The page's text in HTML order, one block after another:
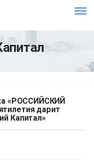
«РОССИЙСКИЙ
дарит
Капитал»